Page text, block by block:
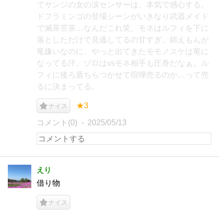
てサンジの女の涙センサーは、本気で感心する。
ドフラミンゴの登場シーンがいきなり武器メイド
で滅茶苦茶…なんだこれ笑。モネはルフィを下に
落としただけで見逃してるの甘すぎ。錦えもんが
竜嫌いなのに、やっと出てきたモモノスケは竜に
なってる汗。ゾロはvsモネ相手も圧巻だなぁ。ル
フィに後ろ盾ちらつかせて喧嘩売るのか…って売
るに決まってる。
ナイス ★3
コメント(0) 2025/05/13
えり
借り物
ナイス